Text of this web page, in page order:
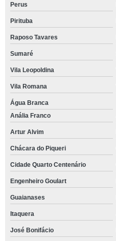
Perus
Pirituba
Raposo Tavares
Sumaré
Vila Leopoldina
Vila Romana
Água Branca
Anália Franco
Artur Alvim
Chácara do Piqueri
Cidade Quarto Centenário
Engenheiro Goulart
Guaianases
Itaquera
José Bonifácio